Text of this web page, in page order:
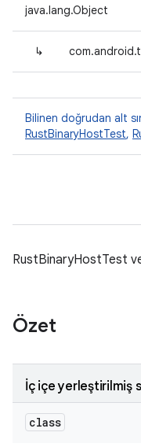
java.lang.Object
↳
Bilinen doğrudan alt
RustBinaryHostTest,
RustBinaryHostTest
Özet
İç içe yerleştirilmiş
class